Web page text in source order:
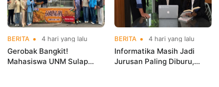
BERITA 4 hari yang lalu
Gerobak Bangkit!
Mahasiswa UNM Sulap
BERITA 4 hari yang lalu
Informatika Masih Jadi
Jurusan Paling Diburu,